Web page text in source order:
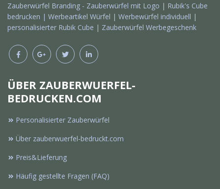
Zauberwürfel Branding - Zauberwürfel mit Logo | Rubik's Cube
bedrucken | Werbeartikel Würfel | Werbewürfel individuell |
personalisierter Rubik Cube | Zauberwürfel Werbegeschenk
ÜBER ZAUBERWUERFEL-
BEDRUCKEN.COM
Personalisierter Zauberwürfel
Über zauberwuerfel-bedruckt.com
Preis&Lieferung
Häufig gestellte Fragen (FAQ)